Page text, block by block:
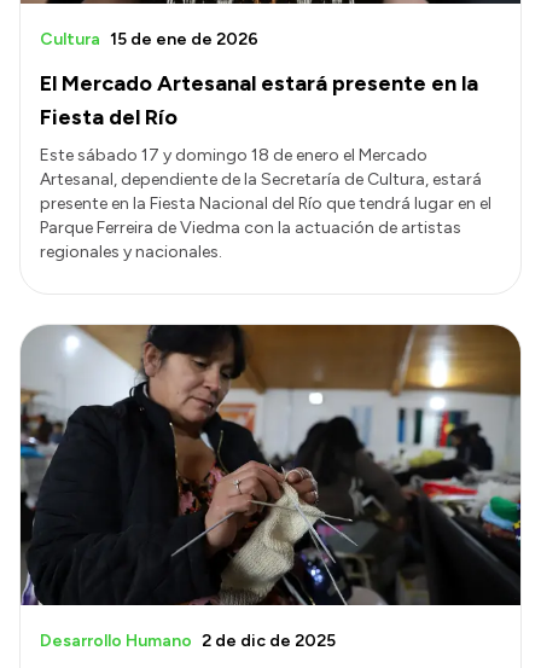
El Mercado Artesanal estará presente en la
Fiesta del Río
Cultura 15 de ene de 2026
Este sábado 17 y domingo 18 de enero el Mercado
Artesanal, dependiente de la Secretaría de Cultura, estará
presente en la Fiesta Nacional del Río que tendrá lugar en el
Parque Ferreira de Viedma con la actuación de artistas
regionales y nacionales.
Desarrollo Humano 2 de dic de 2025